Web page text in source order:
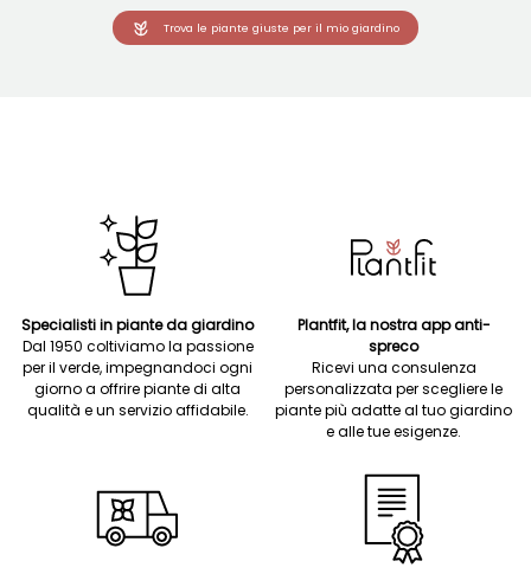
Trova le piante giuste per il mio giardino
Specialisti in piante da giardino
Dal 1950 coltiviamo la passione
per il verde, impegnandoci ogni
giorno a offrire piante di alta
qualità e un servizio affidabile.
Plantfit, la nostra app anti-
spreco
Ricevi una consulenza
personalizzata per scegliere le
piante più adatte al tuo giardino
e alle tue esigenze.